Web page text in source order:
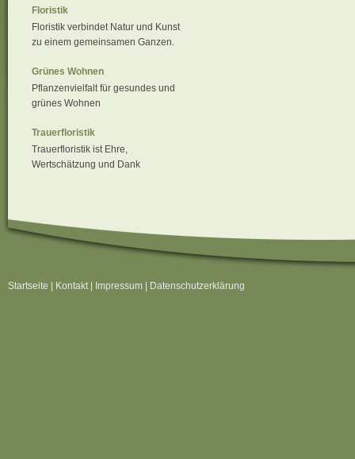
Floristik
Floristik verbindet Natur und Kunst
zu einem gemeinsamen Ganzen.
Grünes Wohnen
Pflanzenvielfalt für gesundes und
grünes Wohnen
Trauerfloristik
Trauerfloristik ist Ehre,
Wertschätzung und Dank
Startseite Kontakt| Impressum Datenschutzerklärung